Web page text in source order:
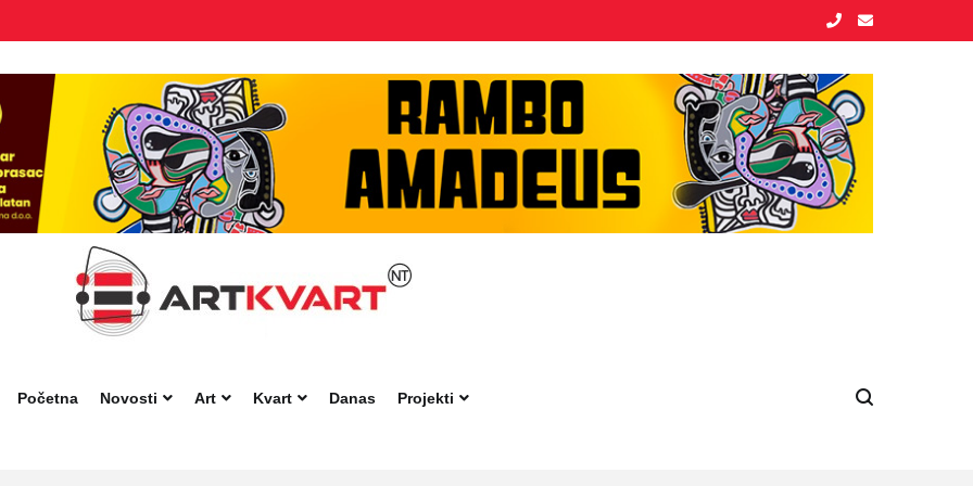
Početna
Novosti Art Kvart Danas Projekti